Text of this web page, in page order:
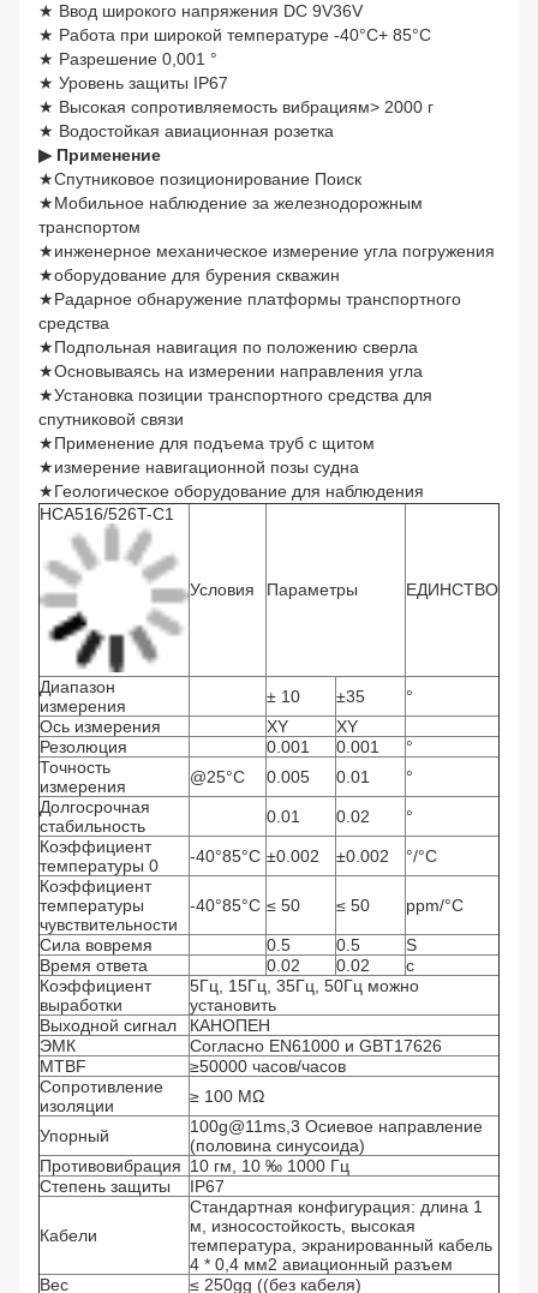
★ Ввод широкого напряжения DC 9V36V
★ Работа при широкой температуре -40°C+ 85°C
★ Разрешение 0,001 °
★ Уровень защиты IP67
★ Высокая сопротивляемость вибрациям> 2000 г
★ Водостойкая авиационная розетка
▶ Применение
★Спутниковое позиционирование Поиск
★Мобильное наблюдение за железнодорожным
транспортом
★инженерное механическое измерение угла погружения
★оборудование для бурения скважин
★Радарное обнаружение платформы транспортного
средства
★Подпольная навигация по положению сверла
★Основываясь на измерении направления угла
★Установка позиции транспортного средства для
спутниковой связи
★Применение для подъема труб с щитом
★измерение навигационной позы судна
★Геологическое оборудование для наблюдения
HCA516/526T-C1
Условия Параметры ЕДИНСТВО
Диапазон
измерения
± 10 ±35
°
Ось измерения
XY
XY
Резолюция
0.001 0.001
°
Точность
измерения
@25°C 0.005 0.01
°
Долгосрочная
стабильность
0.01 0.02
°
Коэффициент
температуры 0
-40°85°C ±0.002 ±0.002
°/°C
Коэффициент
температуры
чувствительности
-40°85°C ≤ 50 ≤ 50 ppm/°C
Сила вовремя 0.5 0.5
S
Время ответа
0.02 0.02
с
Коэффициент
выработки
5Гц, 15Гц, 35Гц, 50Гц можно
установить
Выходной сигнал
КАНОПЕН
ЭМК
Согласно EN61000 и GBT17626
MTBF
≥50000 часов/часов
Сопротивление
изоляции
≥ 100 МΩ
Упорный
100g@11ms,3 Осиевое направление
(половина синусоида)
Противовибрация 10 гм, 10 ‰ 1000 Гц
Степень защиты
IP67
Кабели
Стандартная конфигурация: длина 1
м, износостойкость, высокая
температура, экранированный кабель
4 * 0,4 мм2 авиационный разъем
Вес
≤ 250gg ((без кабеля)